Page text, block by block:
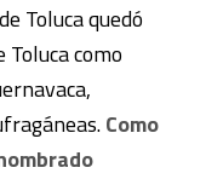
Toluca quedó
como
Como